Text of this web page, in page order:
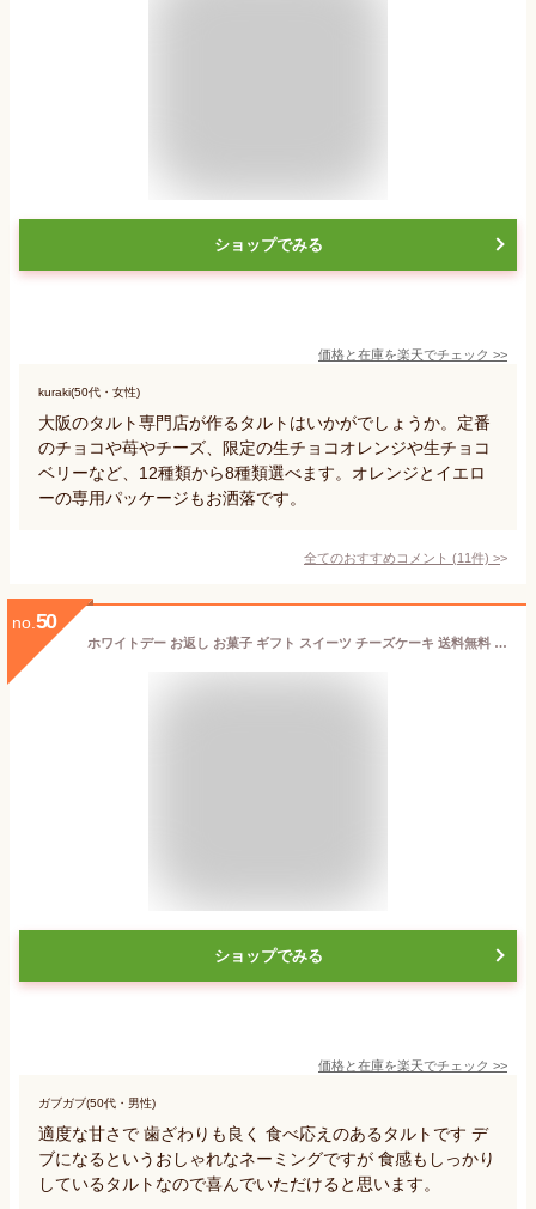
ショップでみる
価格と在庫を楽天でチェック >>
kuraki(50代・女性)
大阪のタルト専門店が作るタルトはいかがでしょうか。定番
のチョコや苺やチーズ、限定の生チョコオレンジや生チョコ
ベリーなど、12種類から8種類選べます。オレンジとイエロ
ーの専用パッケージもお洒落です。
全てのおすすめコメント (11件) >
no. 50
ホワイトデー お返し お菓子 ギフト スイーツ チーズケーキ 送料無料 でぶのもとチーズタルト(14cm)◆サクとろ禁断のタルト チーズタルト 誕生日プレゼント お祝い 内祝い 出産祝い 結婚祝い 退職祝い お返し 人気 洋菓子 面白い おもしろい ブランド お取り寄せ あす楽
ショップでみる
価格と在庫を楽天でチェック >>
ガブガブ(50代・男性)
適度な甘さで 歯ざわりも良く 食べ応えのあるタルトです デ
ブになるというおしゃれなネーミングですが 食感もしっかり
しているタルトなので喜んでいただけると思います。